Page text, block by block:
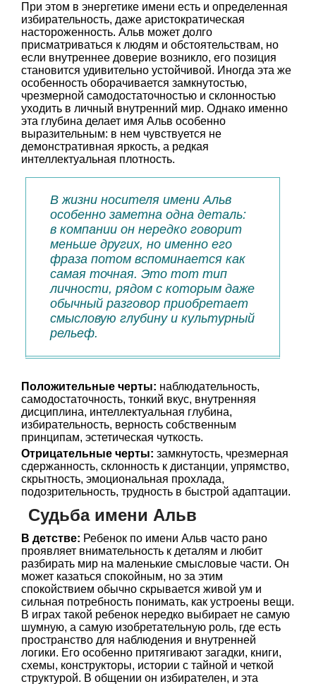
При этом в энергетике имени есть и определенная
избирательность, даже аристократическая
настороженность. Альв может долго
присматриваться к людям и обстоятельствам, но
если внутреннее доверие возникло, его позиция
становится удивительно устойчивой. Иногда эта же
особенность оборачивается замкнутостью,
чрезмерной самодостаточностью и склонностью
уходить в личный внутренний мир. Однако именно
эта глубина делает имя Альв особенно
выразительным: в нем чувствуется не
демонстративная яркость, а редкая
интеллектуальная плотность.
В жизни носителя имени Альв
особенно заметна одна деталь:
в компании он нередко говорит
меньше других, но именно его
фраза потом вспоминается как
самая точная. Это тот тип
личности, рядом с которым даже
обычный разговор приобретает
смысловую глубину и культурный
рельеф.
Положительные черты: наблюдательность,
самодостаточность, тонкий вкус, внутренняя
дисциплина, интеллектуальная глубина,
избирательность, верность собственным
принципам, эстетическая чуткость.
Отрицательные черты: замкнутость, чрезмерная
сдержанность, склонность к дистанции, упрямство,
скрытность, эмоциональная прохлада,
подозрительность, трудность в быстрой адаптации.
Судьба имени Альв
В детстве: Ребенок по имени Альв часто рано
проявляет внимательность к деталям и любит
разбирать мир на маленькие смысловые части. Он
может казаться спокойным, но за этим
спокойствием обычно скрывается живой ум и
сильная потребность понимать, как устроены вещи.
В играх такой ребенок нередко выбирает не самую
шумную, а самую изобретательную роль, где есть
пространство для наблюдения и внутренней
логики. Его особенно притягивают загадки, книги,
схемы, конструкторы, истории с тайной и четкой
структурой. В общении он избирателен, и эта